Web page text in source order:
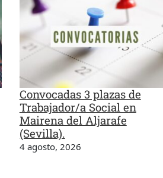
Convocadas 3 plazas de
Trabajador/a Social en
Mairena del Aljarafe
(Sevilla).
4 agosto, 2026